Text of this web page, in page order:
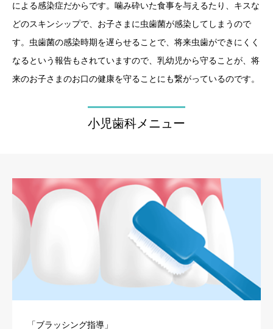
による感染症だからです。噛み砕いた食事を与えるたり、キスな
どのスキンシップで、お子さまに虫歯菌が感染してしまうので
す。虫歯菌の感染時期を遅らせることで、将来虫歯ができにくく
なるという報告もされていますので、乳幼児から守ることが、将
来のお子さまのお口の健康を守ることにも繋がっているのです。
小児歯科メニュー
「ブラッシング指導」